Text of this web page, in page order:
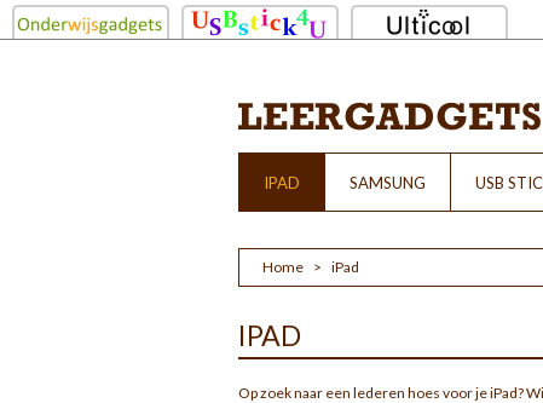
IPAD SAMSUNG USB
Home > iPad
IPAD
Op zoek naar een lederen hoes voor je iPad?